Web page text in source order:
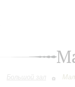
Большой зал